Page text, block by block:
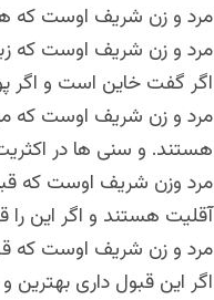
مرد و زن شریف اوست که
مرد و زن شریف اوست که
اگر گفت خاین است و اگر
مرد و زن شریف اوست که
هستند. و سنی ها در
مرد وزن شریف اوست که
آقلیت هستند و اگر این
مرد و زن شریف اوست که
اگر این قبول داری